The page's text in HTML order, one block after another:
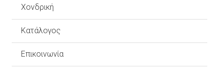
Χονδρική
Κατάλογος
Επικοινωνία